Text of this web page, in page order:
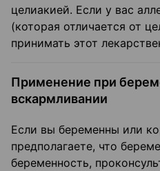
целиакией. Если у вас
(которая отличается от
принимать этот
Применение при
вскармливании
Если вы беременны или
предполагаете, что
беременность,